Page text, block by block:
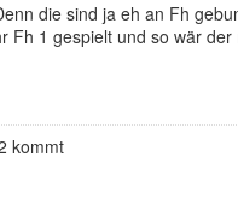
die sind ja eh an Fh
Fh 1 gespielt und so wär
kommt